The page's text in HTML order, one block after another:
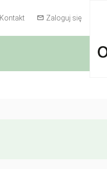
Kontakt Zaloguj się